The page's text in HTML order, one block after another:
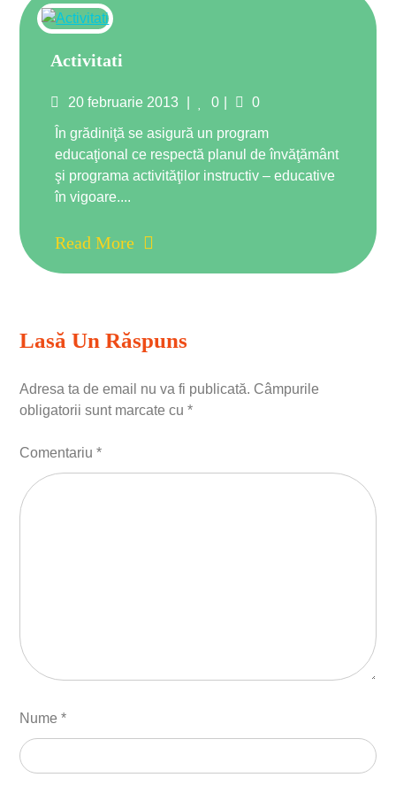
Activitati
Posted
20 februarie 2013 0 Comments
0
În grădiniţă se asigură un program
educaţional ce respectă planul de învăţământ
şi programa activităţilor instructiv – educative
în vigoare....
Read More
Lasă Un Răspuns
Adresa ta de email nu va fi publicată. Câmpurile
obligatorii sunt marcate cu*
Comentariu*
Nume*